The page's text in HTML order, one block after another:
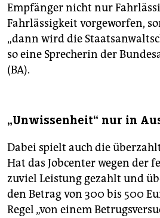
Empfänger nicht nur
Fahrlässigkeit vorgeworfen,
„dann wird die
so eine Sprecherin der
(BA).
„Unwissenheit“ nur in
Dabei spielt auch die
Hat das Jobcenter wegen der
zuviel Leistung gezahlt und
den Betrag von 300 bis 500
Regel „von einem